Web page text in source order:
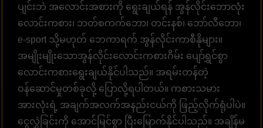
ပျင်းဘဲ အလောင်းအစားကို ရွေးချယ်ရန် အွန်လိုင်းဘောလုံး
လောင်းကစား၊ ဘတ်စကက်ဘော၊ တင်းနစ်၊ ဘော်လီဘော၊
e-sport သို့မဟုတ် ဘေကာရက် အွန်လိုင်းကာစီနိုများ။
အမျိုးမျိုးသောအွန်လိုင်းလောင်းကစားဂိမ်း ပျော်ရွှင်စွာ
လောင်းကစားရွေးချယ်နိုင်ပါသည်။ အရမ်းတန်တဲ့
ဝန်ဆောင်မှုတစ်ခုလို့ ပြောလို့ရပါတယ်။ ကစားသမား
အားလုံးရဲ့ အချက်အလက်အနည်းငယ်ကို ဖြည့်လိုက်ရုံပါပဲ။
ငွေလွှဲခြင်းကို အောင်မြင်စွာ ပြီးမြောက်နိုင်ပါသည်။ အချိန်မ